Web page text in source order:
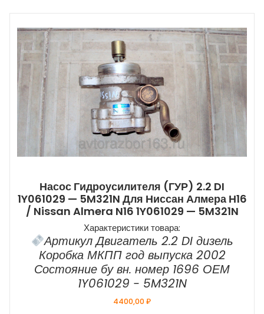
Насос Гидроусилителя (ГУР) 2.2 DI
1Y061029 — 5M321N Для Ниссан Алмера Н16
/ Nissan Almera N16 1Y061029 — 5M321N
Характеристики товара:
Артикул Двигатель 2.2 DI дизель
Коробка МКПП год выпуска 2002
Состояние бу вн. номер 1696 ОЕМ
1Y061029 - 5M321N
4400,00₽